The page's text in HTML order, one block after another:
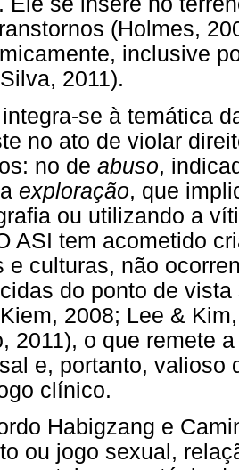
(Holmes,
inclusive
2011).
se à temática
no ato de violar
no de abuso,
exploração, que
ou utilizando a
ASI tem acometido
e culturas, não
do ponto de
2008; Lee &
2011), o que remete
e, portanto, valioso
clínico.
Habigzang e
ou jogo sexual,